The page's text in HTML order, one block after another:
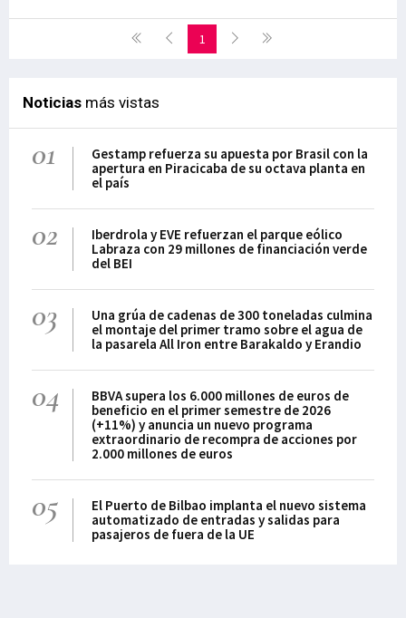
1
Noticias más vistas
01
Gestamp refuerza su apuesta por Brasil con la
apertura en Piracicaba de su octava planta en
el país
02
Iberdrola y EVE refuerzan el parque eólico
Labraza con 29 millones de financiación verde
del BEI
03
Una grúa de cadenas de 300 toneladas culmina
el montaje del primer tramo sobre el agua de
la pasarela All Iron entre Barakaldo y Erandio
04
BBVA supera los 6.000 millones de euros de
beneficio en el primer semestre de 2026
(+11%) y anuncia un nuevo programa
extraordinario de recompra de acciones por
2.000 millones de euros
05
El Puerto de Bilbao implanta el nuevo sistema
automatizado de entradas y salidas para
pasajeros de fuera de la UE